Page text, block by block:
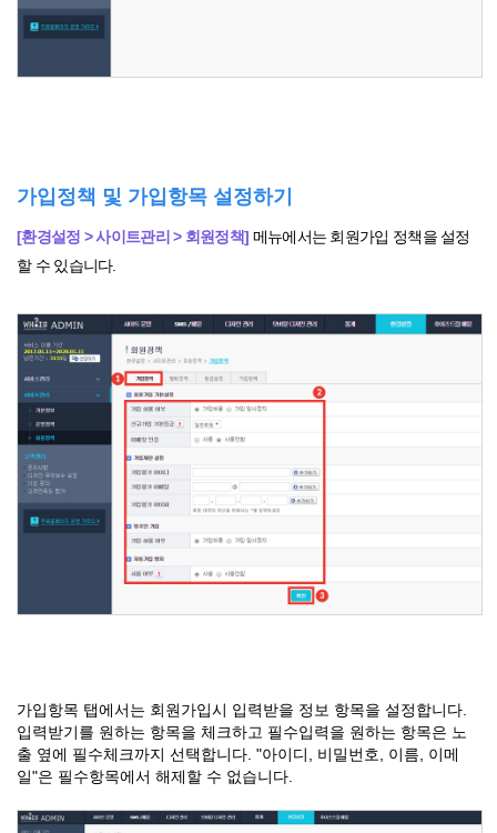
가입정책 및 가입항목 설정하기
[환경설정 > 사이트관리 > 회원정책] 메뉴에서는 회원가입 정책을 설정
할 수 있습니다.
가입항목 탭에서는 회원가입시 입력받을 정보 항목을 설정합니다.
입력받기를 원하는 항목을 체크하고 필수입력을 원하는 항목은 노
출 옆에 필수체크까지 선택합니다. "아이디, 비밀번호, 이름, 이메
일"은 필수항목에서 해제할 수 없습니다.